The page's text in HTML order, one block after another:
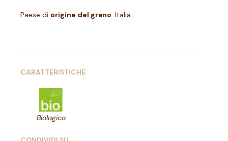
Paese di origine del grano: Italia
CARATTERISTICHE
Biologico